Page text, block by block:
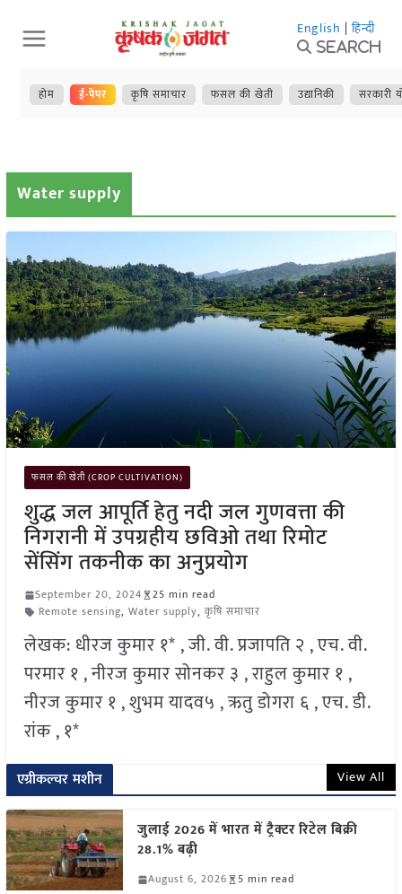
Skip
to
content
English | हिन्दी
Search
होम ई-पेपर कृषि समाचार फसल की खेती उद्यानिकी सरकारी
Water supply
फसल की खेती (CROP CULTIVATION)
शुद्ध जल आपूर्ति हेतु नदी जल गुणवत्ता की
निगरानी में उपग्रहीय छविओ तथा रिमोट
सेंसिंग तकनीक का अनुप्रयोग
September 20, 2024
25 min read
Remote sensing, Water supply, कृषि समाचार
लेखक: धीरज कुमार १* , जी. वी. प्रजापति २ , एच. वी.
परमार १ , नीरज कुमार सोनकर ३ , राहुल कुमार १ ,
नीरज कुमार १ , शुभम यादव५ , ऋतु डोगरा ६ , एच. डी.
रांक , १*
एग्रीकल्चर मशीन View All
जुलाई 2026 में भारत में ट्रैक्टर रिटेल बिक्री
28.1% बढ़ी
August 6, 2026 5 min read